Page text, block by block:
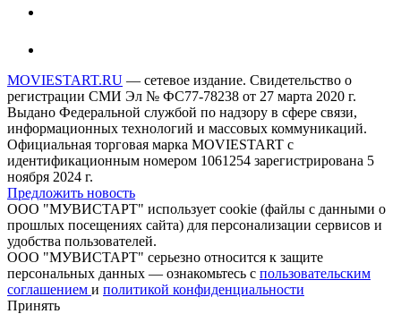
MOVIESTART.RU — сетевое издание. Свидетельство о
регистрации СМИ Эл № ФС77-78238 от 27 марта 2020 г.
Выдано Федеральной службой по надзору в сфере связи,
информационных технологий и массовых коммуникаций.
Официальная торговая марка MOVIESTART с
идентификационным номером 1061254 зарегистрирована 5
ноября 2024 г.
Предложить новость
ООО "МУВИСТАРТ" использует cookie (файлы с данными о
прошлых посещениях сайта) для персонализации сервисов и
удобства пользователей.
ООО "МУВИСТАРТ" серьезно относится к защите
персональных данных — ознакомьтесь с пользовательским
соглашением и политикой конфиденциальности
Принять